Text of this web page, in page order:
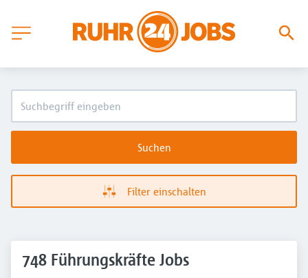
Suchen
Filter einschalten
748 Führungskräfte Jobs